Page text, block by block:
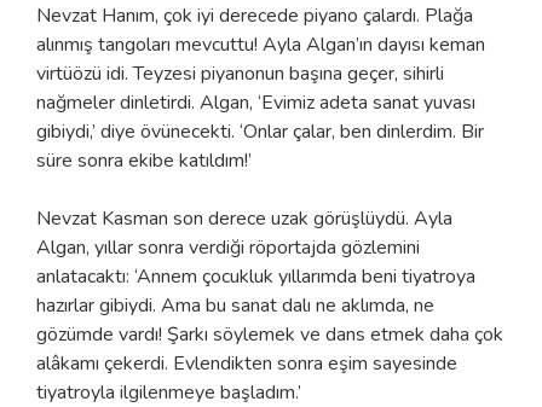
Nevzat Hanım, çok iyi derecede piyano çalardı. Plağa
alınmış tangoları mevcuttu! Ayla Algan’ın dayısı keman
virtüözü idi. Teyzesi piyanonun başına geçer, sihirli
nağmeler dinletirdi. Algan, ‘Evimiz adeta sanat yuvası
gibiydi,’ diye övünecekti. ‘Onlar çalar, ben dinlerdim. Bir
süre sonra ekibe katıldım!’
Nevzat Kasman son derece uzak görüşlüydü. Ayla
Algan, yıllar sonra verdiği röportajda gözlemini
anlatacaktı: ‘Annem çocukluk yıllarımda beni tiyatroya
hazırlar gibiydi. Ama bu sanat dalı ne aklımda, ne
gözümde vardı! Şarkı söylemek ve dans etmek daha çok
alâkamı çekerdi. Evlendikten sonra eşim sayesinde
tiyatroyla ilgilenmeye başladım.’